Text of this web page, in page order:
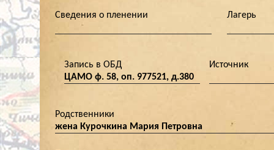
Сведения о пленении Лагерь
Запись в ОБД
ЦАМО ф. 58, оп. 977521, д.380
Источник
Родственники
жена Курочкина Мария Петровна